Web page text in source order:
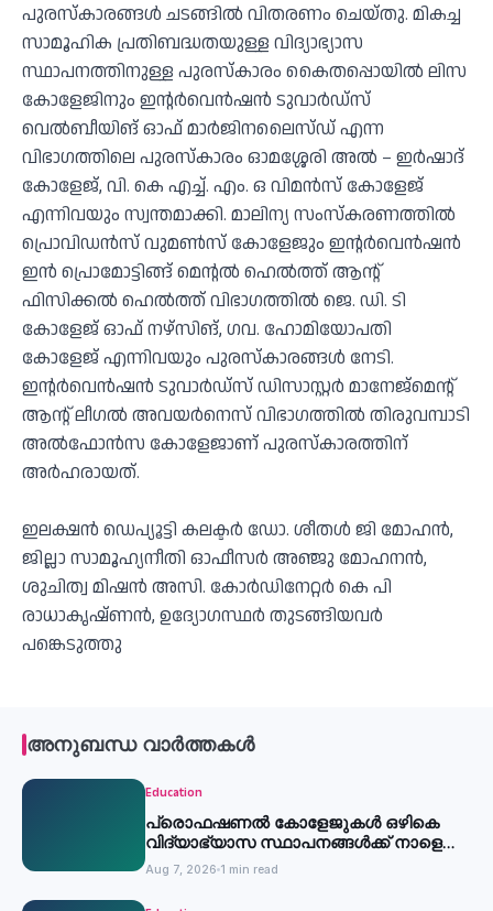
പുരസ്‌കാരങ്ങൾ ചടങ്ങിൽ വിതരണം ചെയ്തു. മികച്ച
സാമൂഹിക പ്രതിബദ്ധതയുള്ള വിദ്യാഭ്യാസ
സ്ഥാപനത്തിനുള്ള പുരസ്‌കാരം കൈതപ്പൊയിൽ ലിസ
കോളേജിനും ഇന്റർവെൻഷൻ ടുവാർഡ്‌സ്
വെൽബീയിങ് ഓഫ് മാർജിനലൈസ്ഡ് എന്ന
വിഭാഗത്തിലെ പുരസ്‌കാരം ഓമശ്ശേരി അൽ – ഇർഷാദ്
കോളേജ്, വി. കെ എച്ച്. എം. ഒ വിമൻസ് കോളേജ്
എന്നിവയും സ്വന്തമാക്കി. മാലിന്യ സംസ്‌കരണത്തിൽ
പ്രൊവിഡൻസ് വുമൺസ് കോളേജും ഇന്റർവെൻഷൻ
ഇൻ പ്രൊമോട്ടിങ്ങ് മെന്റൽ ഹെൽത്ത് ആന്റ്
ഫിസിക്കൽ ഹെൽത്ത് വിഭാഗത്തിൽ ജെ. ഡി. ടി
കോളേജ് ഓഫ് നഴ്‌സിങ്, ഗവ. ഹോമിയോപതി
കോളേജ് എന്നിവയും പുരസ്‌കാരങ്ങൾ നേടി.
ഇന്റർവെൻഷൻ ടുവാർഡ്‌സ് ഡിസാസ്റ്റർ മാനേജ്‌മെന്റ്
ആന്റ് ലീഗൽ അവയർനെസ് വിഭാഗത്തിൽ തിരുവമ്പാടി
അൽഫോൻസ കോളേജാണ് പുരസ്‌കാരത്തിന്
അർഹരായത്.
ഇലക്ഷൻ ഡെപ്യൂട്ടി കലക്ടർ ഡോ. ശീതൾ ജി മോഹൻ,
ജില്ലാ സാമൂഹ്യനീതി ഓഫീസർ അഞ്ജു മോഹനൻ,
ശുചിത്വ മിഷൻ അസി. കോർഡിനേറ്റർ കെ പി
രാധാകൃഷ്ണൻ, ഉദ്യോഗസ്ഥർ തുടങ്ങിയവർ
പങ്കെടുത്തു
അനുബന്ധ വാർത്തകൾ
Education
പ്രൊഫഷണൽ കോളേജുകൾ ഒഴികെ
വിദ്യാഭ്യാസ സ്ഥാപനങ്ങൾക്ക് നാളെ
അവധി
Aug 7, 2026 1 min read